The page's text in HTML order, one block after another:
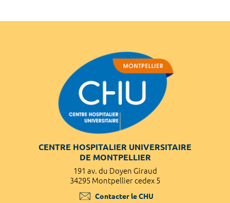
CENTRE HOSPITALIER UNIVERSITAIRE
DE MONTPELLIER
191 av. du Doyen Giraud
34295 Montpellier cedex 5
Contacter le CHU